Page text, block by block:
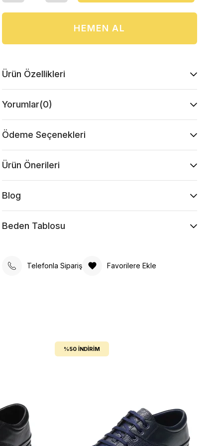
Ürün Özellikleri
Yorumlar(0)
Ödeme Seçenekleri
Ürün Önerileri
Blog
Beden Tablosu
Telefonla Sipariş Favorilere Ekle
%50 İNDIRIM